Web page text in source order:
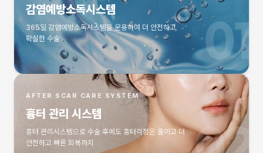
감염예방소독시스템
365일 감염예방소독시스템을 운용하여 더 안전하고
확실한 수술
AFTER SCAR CARE SYSTEM
흉터 관리 시스템
흉터 관리시스템으로 수술 후에도 흉터걱정은 줄이고 더
안전하고 빠른 회복까지